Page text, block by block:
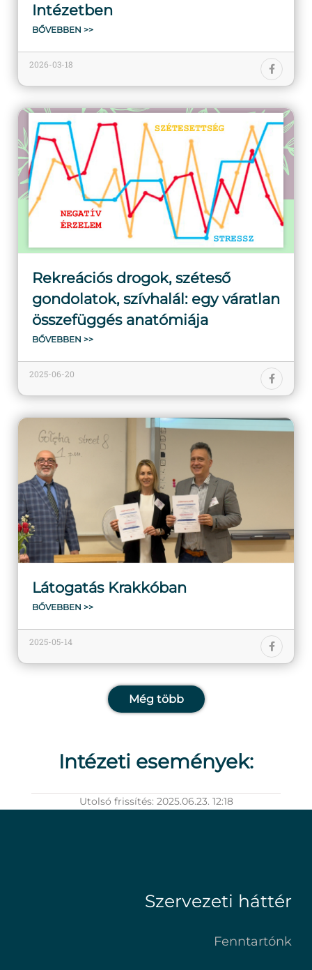
Intézetben
BŐVEBBEN >>
2026-03-18
Rekreációs drogok, széteső
gondolatok, szívhalál: egy váratlan
összefüggés anatómiája
BŐVEBBEN >>
2025-06-20
Látogatás Krakkóban
BŐVEBBEN >>
2025-05-14
Még több
Intézeti események:
Utolsó frissítés: 2025.06.23. 12:18
Szervezeti háttér
Fenntartónk